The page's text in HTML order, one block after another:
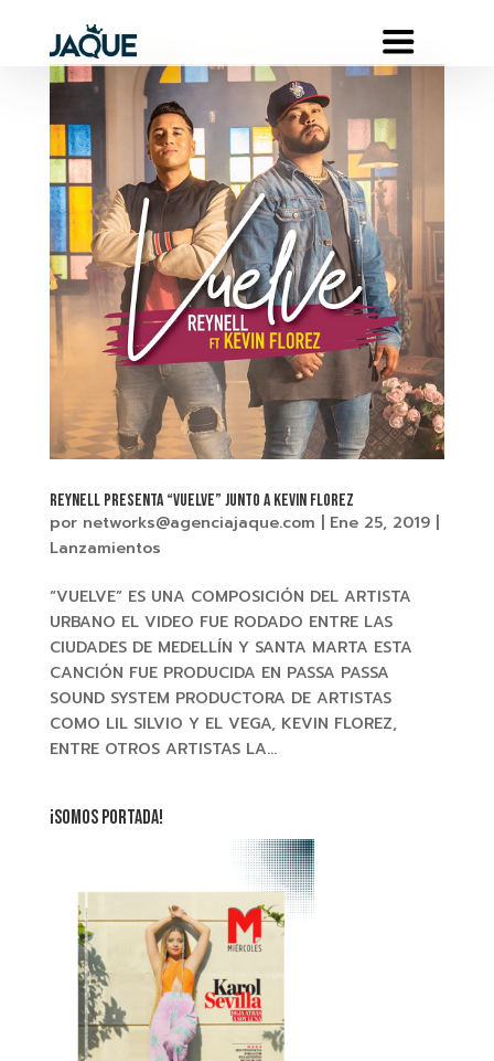
REYNELL PRESENTA “VUELVE” JUNTO A KEVIN FLOREZ
por networks@agenciajaque.com Ene 25, 2019|
Lanzamientos
“VUELVE” ES UNA COMPOSICIÓN DEL ARTISTA
URBANO EL VIDEO FUE RODADO ENTRE LAS
CIUDADES DE MEDELLÍN Y SANTA MARTA ESTA
CANCIÓN FUE PRODUCIDA EN PASSA PASSA
SOUND SYSTEM PRODUCTORA DE ARTISTAS
COMO LIL SILVIO Y EL VEGA, KEVIN FLOREZ,
ENTRE OTROS ARTISTAS LA...
¡SOMOS PORTADA!